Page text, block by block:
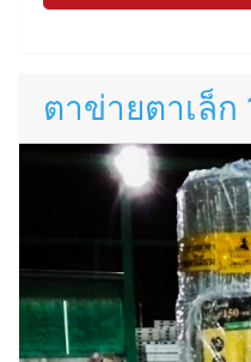
ตาข่ายตาเล็ก